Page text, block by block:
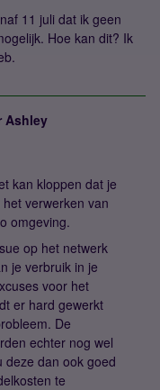
11 juli dat ik geen
Hoe kan dit? Ik
Ashley
kan kloppen dat je
verwerken van
omgeving.
op het netwerk
je verbruik in je
voor het
er hard gewerkt
De
echter nog wel
deze dan ook goed
te